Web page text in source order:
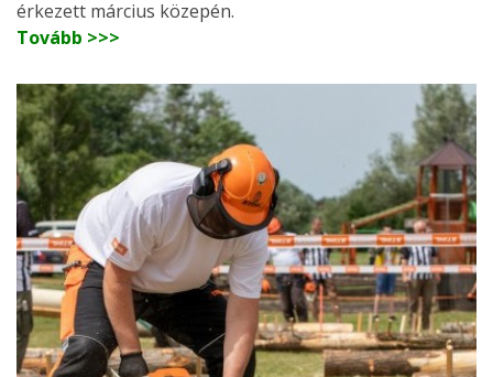
érkezett március közepén.
Tovább >>>